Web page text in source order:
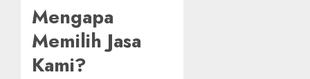
Mengapa
Memilih Jasa
Kami?